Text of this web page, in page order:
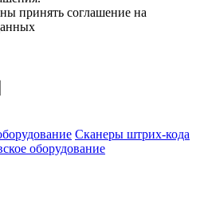
принять соглашение на
Сканеры штрих-кода
оборудование